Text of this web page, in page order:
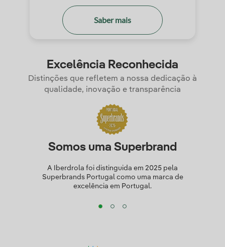
Saber mais
Excelência Reconhecida
Distinções que refletem a nossa dedicação à
qualidade, inovação e transparência
Somos uma Superbrand
A Iberdrola foi distinguida em 2025 pela
Superbrands Portugal como uma marca de
excelência em Portugal.